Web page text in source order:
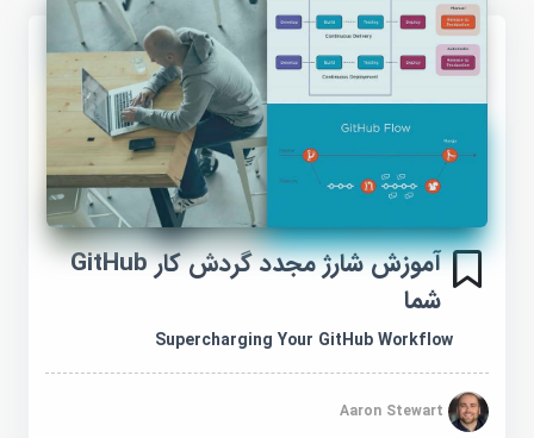
آموزش شارژ مجدد گردش کار GitHub
شما
Supercharging Your GitHub Workflow
Aaron Stewart